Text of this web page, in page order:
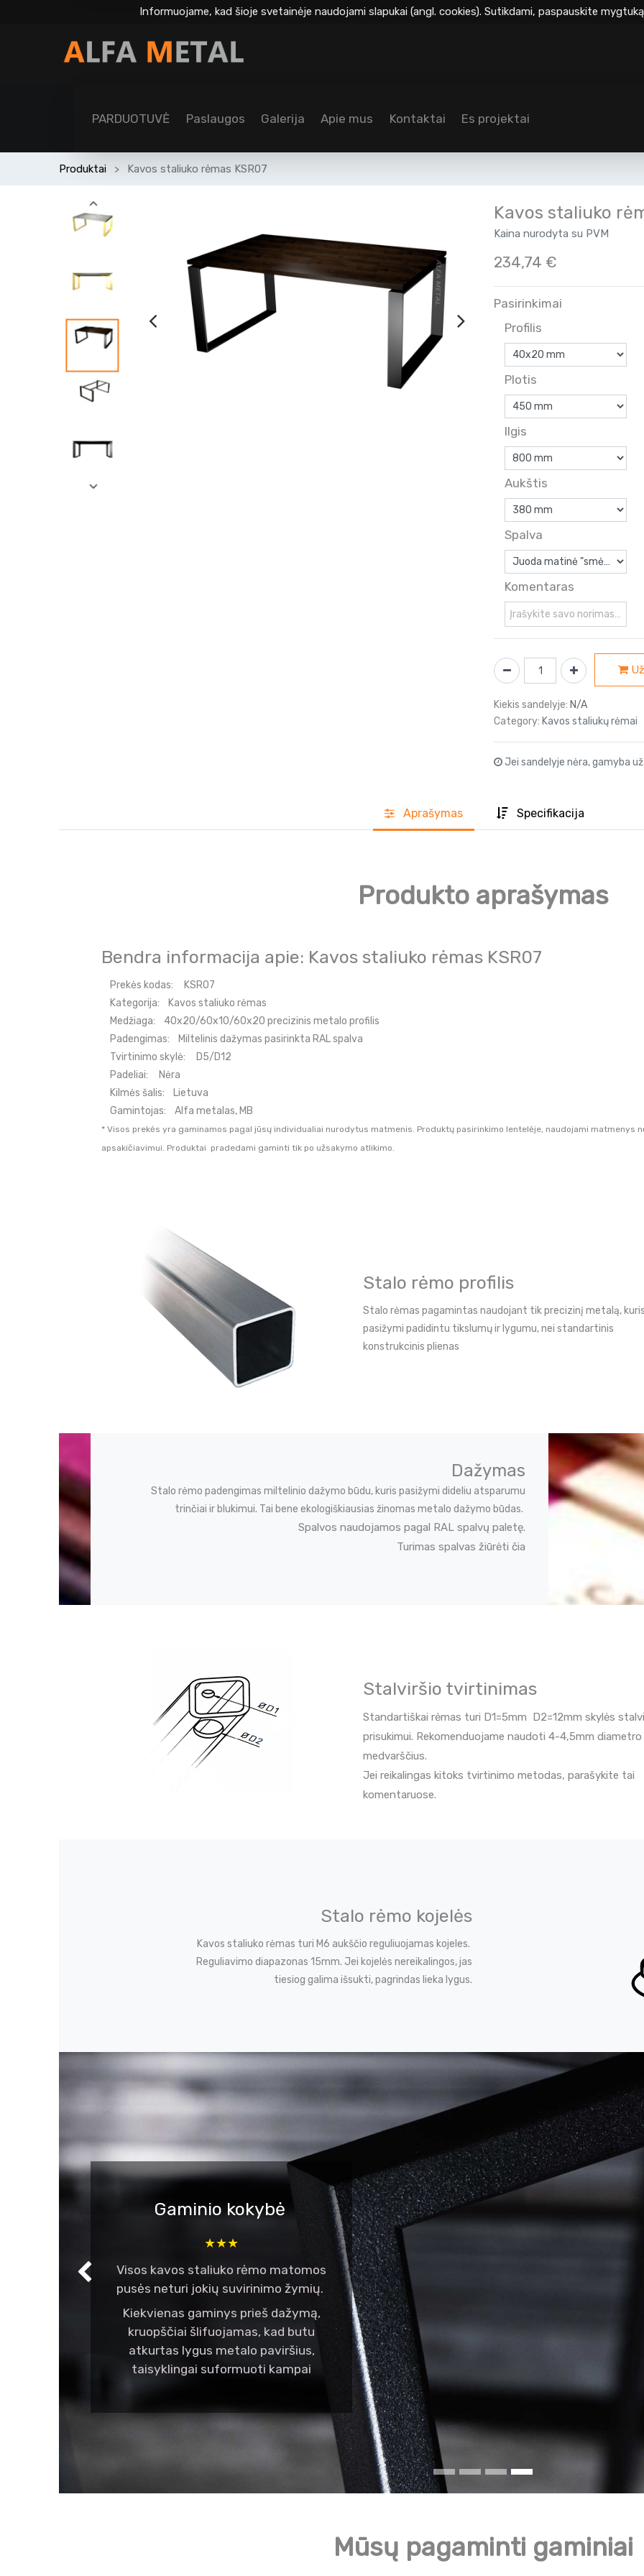
Informuojame, kad šioje svetainėje naudojami slapukai (angl. cookies). Sutikdami, paspauskite mygtuką
PARDUOTUVĖ Paslaugos Galerija Apie mus Kontaktai Es projektai
Produktai Kavos staliuko rėmas KSR07
Kavos staliuko
Kaina nurodyta su PVM
234,74 €
Pasirinkimai
Profilis
Plotis
Ilgis
Aukštis
Spalva
Komentaras
Kiekis sandelyje: N/A
Category: Kavos staliukų rėmai
Jei sandelyje nėra, gamyba
Aprašymas Specifikacija
Produkto aprašymas
Bendra informacija apie: Kavos staliuko rėmas KSR07
Prekės kodas:
KSR07
Kategorija: Kavos staliuko rėmas
Medžiaga:
40x20/60x10/60x20 precizinis metalo profilis
Padengimas:
Miltelinis dažymas pasirinkta RAL spalva
Tvirtinimo skylė:
D5/D12
Padeliai: Nėra
Kilmės šalis:
Lietuva
Gamintojas:
Alfa metalas, MB
* Visos prekės yra gaminamos pagal jūsų individualiai nurodytus matmenis. Produktų pasirinkimo lentelėje, naudojami matmenys
apsakičiavimui. Produktai pradedami gaminti tik po užsakymo atlikimo.
Stalo rėmo profilis
Stalo rėmas pagamintas naudojant tik precizinį metalą,
pasižymi padidintu tikslumų ir lygumu, nei standartinis
konstrukcinis plienas
Dažymas
Stalo rėmo padengimas miltelinio dažymo būdu, kuris pasižymi dideliu atsparumu
trinčiai ir blukimui. Tai bene ekologiškiausias žinomas metalo dažymo būdas.
Spalvos naudojamos pagal RAL spalvų paletę.
Turimas spalvas žiūrėti čia
Stalviršio tvirtinimas
Standartiškai rėmas turi D1=5mm D2=12mm skylės
prisukimui. Rekomenduojame naudoti 4-4,5mm diametro
medvarščius.
Jei reikalingas kitoks tvirtinimo metodas, parašykite tai
komentaruose.
Stalo rėmo kojelės
Kavos staliuko rėmas turi M6 aukščio reguliuojamas kojeles.
Reguliavimo diapazonas 15mm. Jei kojelės nereikalingos, jas
tiesiog galima išsukti, pagrindas lieka lygus.
Gaminio kokybė
★★★
Visos kavos staliuko rėmo matomos
pusės neturi jokių suvirinimo žymių.
Kiekvienas gaminys prieš dažymą,
kruopščiai šlifuojamas, kad butu
atkurtas lygus metalo paviršius,
taisyklingai suformuoti kampai
Ankstesnis
Mūsų pagaminti gaminiai